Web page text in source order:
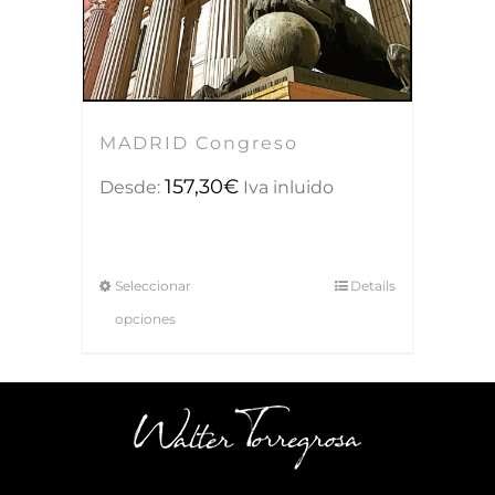
MADRID Congreso
Desde: 157,30€ Iva inluido
Seleccionar
opciones
Details